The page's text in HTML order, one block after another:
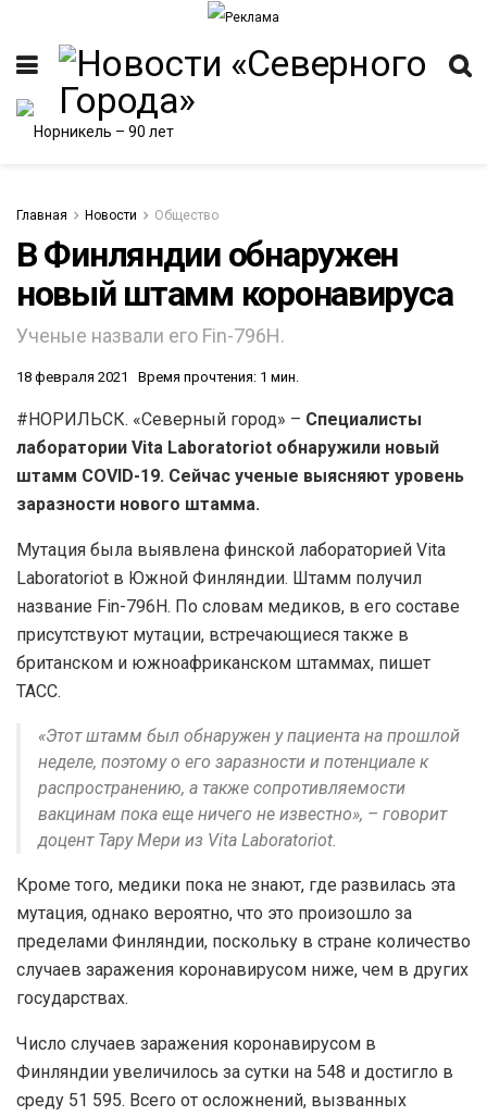
Главная Новости Общество
В Финляндии обнаружен
новый штамм коронавируса
Ученые назвали его Fin-796H.
18 февраля 2021 Время прочтения: 1 мин.
#НОРИЛЬСК. «Северный город» – Специалисты
лаборатории Vita Laboratoriot обнаружили новый
штамм COVID-19. Сейчас ученые выясняют уровень
заразности нового штамма.
Мутация была выявлена финской лабораторией Vita
Laboratoriot в Южной Финляндии. Штамм получил
название Fin-796H. По словам медиков, в его составе
присутствуют мутации, встречающиеся также в
британском и южноафриканском штаммах, пишет
ТАСС.
«Этот штамм был обнаружен у пациента на прошлой
неделе, поэтому о его заразности и потенциале к
распространению, а также сопротивляемости
вакцинам пока еще ничего не известно», – говорит
доцент Тару Мери из Vita Laboratoriot.
Кроме того, медики пока не знают, где развилась эта
мутация, однако вероятно, что это произошло за
пределами Финляндии, поскольку в стране количество
случаев заражения коронавирусом ниже, чем в других
государствах.
Число случаев заражения коронавирусом в
Финляндии увеличилось за сутки на 548 и достигло в
среду 51 595. Всего от осложнений, вызванных